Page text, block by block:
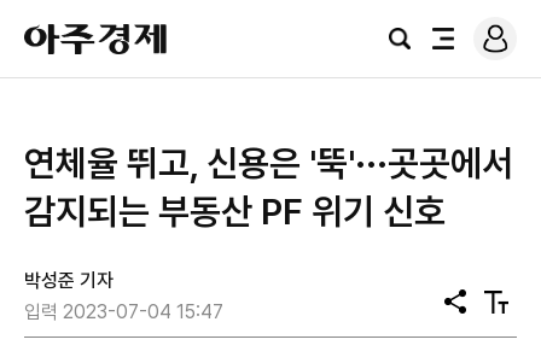
아
주
경
검
전
로
그
연체율 뛰고, 신용은 '뚝'···곳곳에서
감지되는 부동산 PF 위기 신호
박성준 기자
입력 2023-07-04 15:47
공
유
텍
스